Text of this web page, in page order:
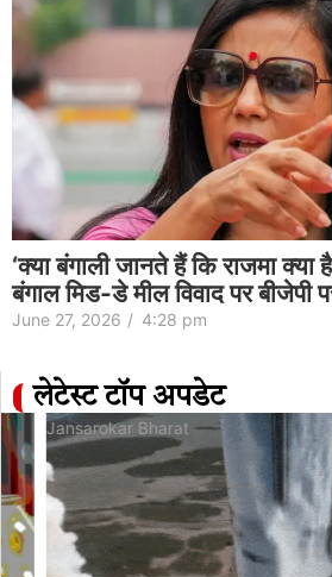
‘क्या बंगाली जानते हैं कि राजमा क्या
बंगाल मिड-डे मील विवाद पर बीजेपी
June 27, 2026 / 4:28 pm
लेटेस्ट टॉप अपडेट
Jansarokar Bharat